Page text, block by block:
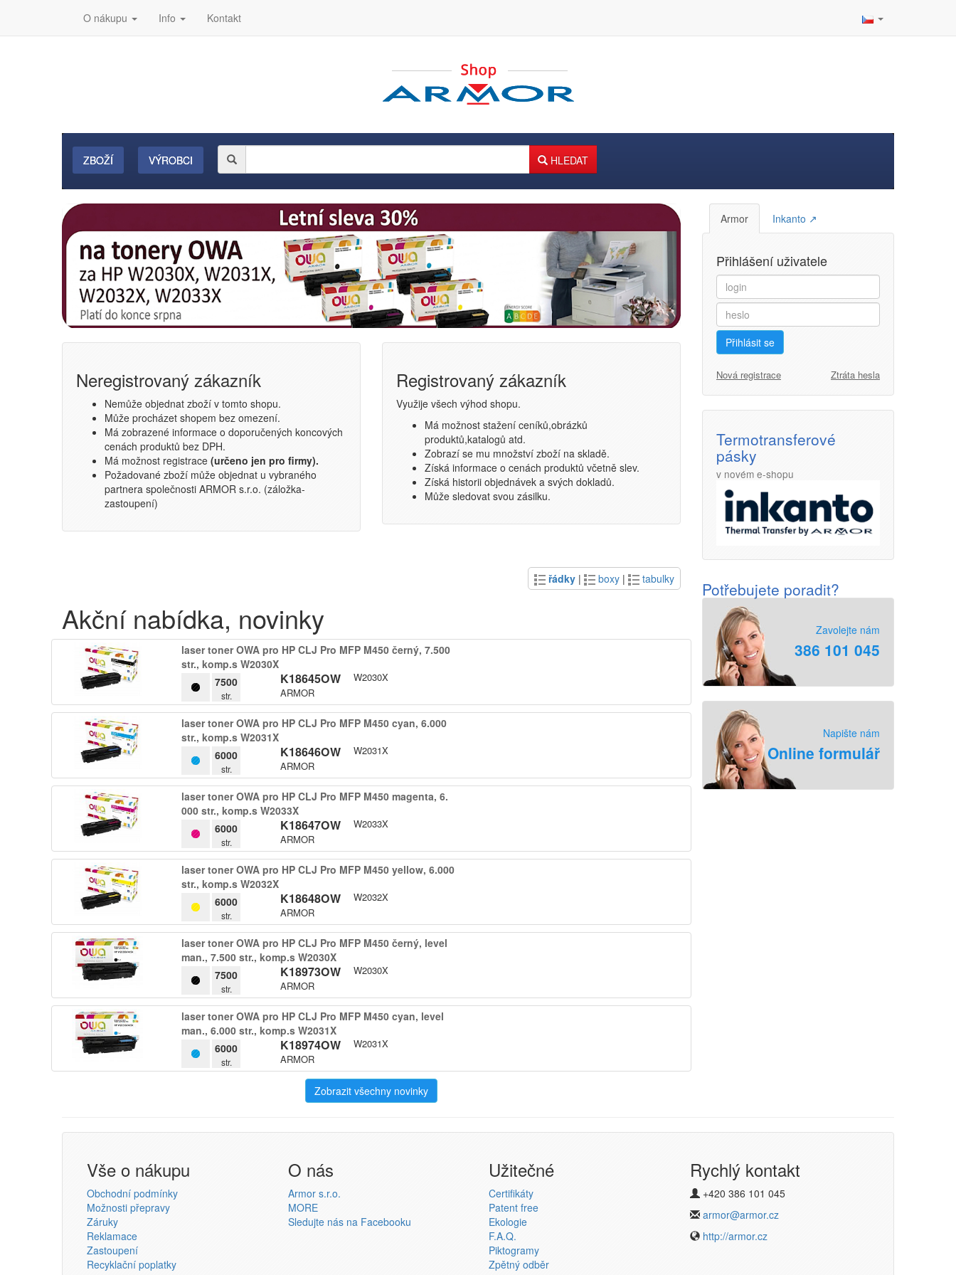
O nákupu Info Kontakt
ZBOŽÍ VÝROBCI HLEDAT
Neregistrovaný zákazník
Nemůže objednat zboží v tomto shopu.
Může procházet shopem bez omezení.
Má zobrazené informace o doporučených koncových
cenách produktů bez DPH.
Má možnost registrace (určeno jen pro firmy).
Požadované zboží může objednat u vybraného
partnera společnosti ARMOR s.r.o. (záložka-
zastoupení)
Registrovaný zákazník
Využije všech výhod shopu.
Má možnost stažení ceníků,obrázků
produktů,katalogů atd.
Zobrazí se mu množství zboží na skladě.
Získá informace o cenách produktů včetně slev.
Získá historii objednávek a svých dokladů.
Může sledovat svou zásilku.
řádky | boxy | tabulky
Akční nabídka, novinky
laser toner OWA pro HP CLJ Pro MFP M450 černý,​ 7.​500
str.​,​ komp.​s W2030X
7500
str.
K18645OW
ARMOR
W2030X
laser toner OWA pro HP CLJ Pro MFP M450 cyan,​ 6.​000
str.​,​ komp.​s W2031X
6000
str.
K18646OW
ARMOR
W2031X
laser toner OWA pro HP CLJ Pro MFP M450 magenta,​ 6.​
000 str.​,​ komp.​s W2033X
6000
str.
K18647OW
ARMOR
W2033X
laser toner OWA pro HP CLJ Pro MFP M450 yellow,​ 6.​000
str.​,​ komp.​s W2032X
6000
str.
K18648OW
ARMOR
W2032X
laser toner OWA pro HP CLJ Pro MFP M450 černý,​ level
man.​,​ 7.​500 str.​,​ komp.​s W2030X
7500
str.
K18973OW
ARMOR
W2030X
laser toner OWA pro HP CLJ Pro MFP M450 cyan,​ level
man.​,​ 6.​000 str.​,​ komp.​s W2031X
6000
str.
K18974OW
ARMOR
W2031X
Zobrazit všechny novinky
Armor Inkanto ↗
Přihlášení uživatele
Přihlásit se
Nová registrace Ztráta hesla
Termotransferové
pásky
v novém e-shopu
Potřebujete poradit?
Zavolejte nám
386 101 045
Napište nám
Online formulář
Vše o nákupu
Obchodní podmínky
Možnosti přepravy
Záruky
Reklamace
Zastoupení
Recyklační poplatky
O nás
Armor s.r.o.
MORE
Sledujte nás na Facebooku
Užitečné
Certifikáty
Patent free
Ekologie
F.A.Q.
Piktogramy
Zpětný odběr
Rychlý kontakt
+420 386 101 045
armor@armor.cz
http://armor.cz